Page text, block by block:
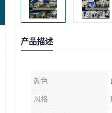
产品描述
颜色
风格